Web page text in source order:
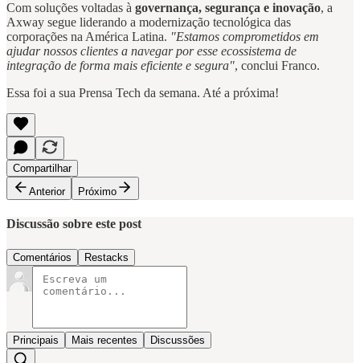
Com soluções voltadas à governança, segurança e inovação, a
Axway segue liderando a modernização tecnológica das
corporações na América Latina. "Estamos comprometidos em
ajudar nossos clientes a navegar por esse ecossistema de
integração de forma mais eficiente e segura", conclui Franco.
Essa foi a sua Prensa Tech da semana. Até a próxima!
Compartilhar
Anterior
Próximo
Discussão sobre este post
Comentários Restacks
Principais Mais recentes Discussões